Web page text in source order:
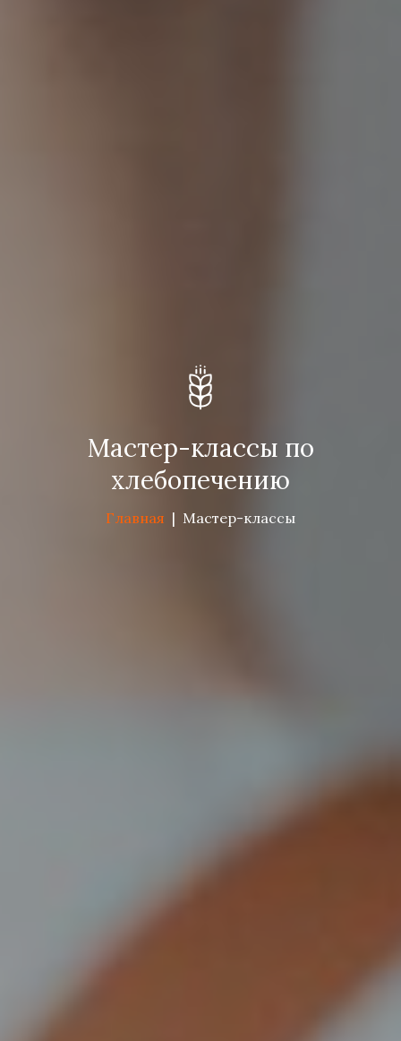
Мастер-классы по
хлебопечению
Главная | Мастер-классы